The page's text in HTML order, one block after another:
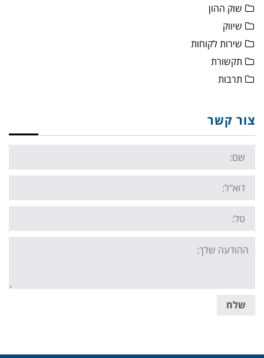
שוק ההון
שיווק
שירות לקוחות
תקשורת
תרבות
צור קשר
Name:
Email:
Tel:
Your
message:
שלח